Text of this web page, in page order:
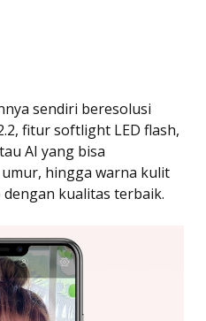
sendiri beresolusi
fitur softlight LED flash,
AI yang bisa
hingga warna kulit
kualitas terbaik.